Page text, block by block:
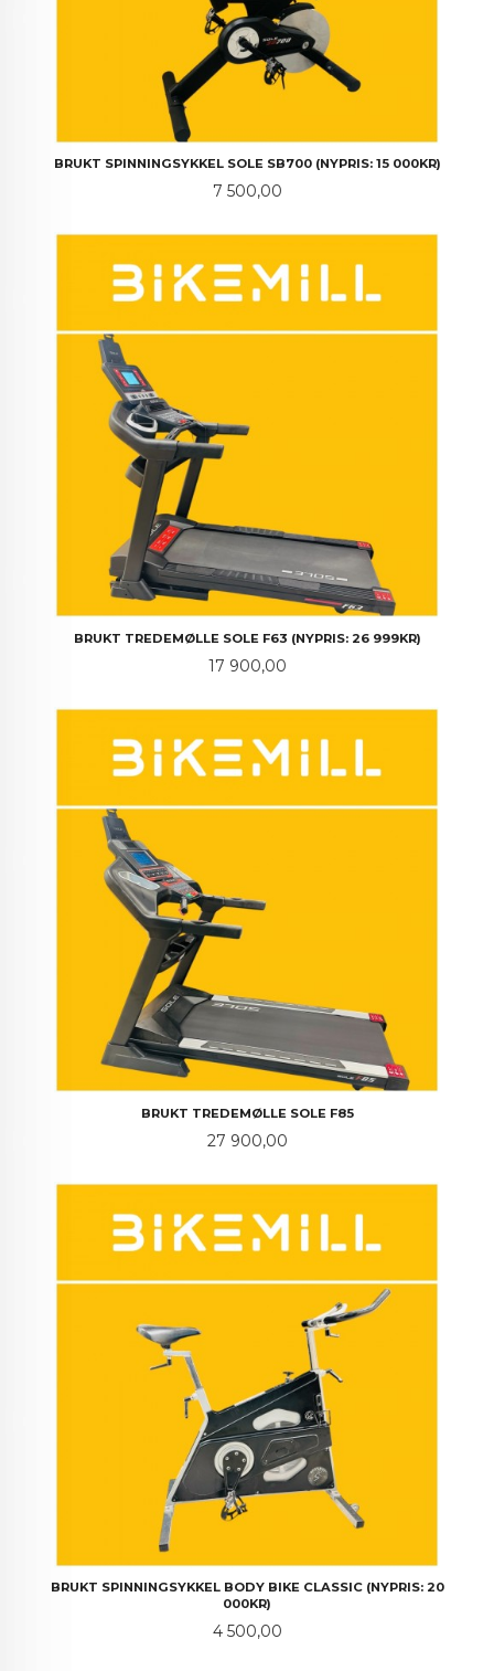
BRUKT SPINNINGSYKKEL SOLE SB700 (NYPRIS: 15 000KR)
Pris
7 500,00
BRUKT TREDEMØLLE SOLE F63 (NYPRIS: 26 999KR)
Pris
17 900,00
BRUKT TREDEMØLLE SOLE F85
Pris
27 900,00
BRUKT SPINNINGSYKKEL BODY BIKE CLASSIC (NYPRIS: 20
000KR)
Pris
4 500,00